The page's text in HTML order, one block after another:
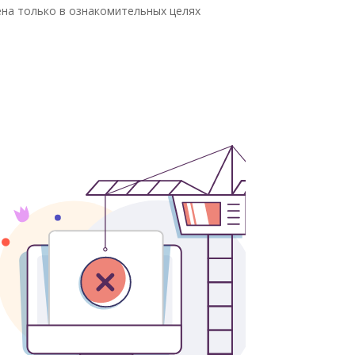
только в ознакомительных целях